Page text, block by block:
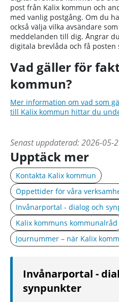
post från Kalix kommun och
med vanlig postgång. Om du
också välja vilka avsändare
meddelanden till dig. Ångrar
digitala brevlåda och få posten
Vad gäller för
kommun?
Mer information om vad som
till Kalix kommun hittar du
Senast uppdaterad:2026-05-
Upptäck mer
Kontakta Kalix kommun
Öppettider för våra
Invånarportal - dialog och
Kalix kommuns kommunalråd
Journummer – när Kalix
Invånarportal -
synpunkter